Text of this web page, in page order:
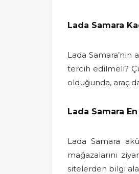
Lada Samara
Lada
tercih edilmeli?
olduğunda, araç
Lada Samara
Lada Samara
mağazalarını
sitelerden bilgi